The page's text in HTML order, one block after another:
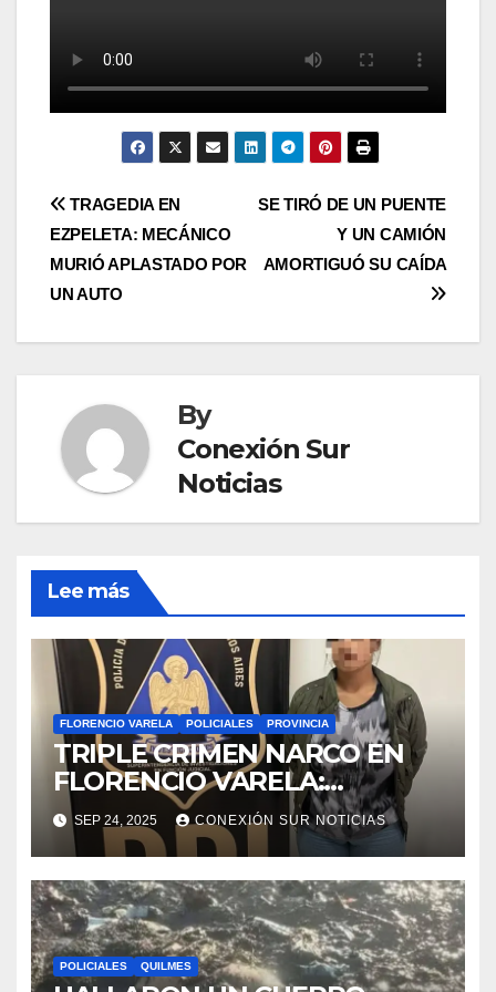
Post
navigation
SE TIRÓ DE UN PUENTE
Y UN CAMIÓN
AMORTIGUÓ SU CAÍDA
TRAGEDIA EN
EZPELETA: MECÁNICO
MURIÓ APLASTADO POR
UN AUTO
By
Conexión Sur
Noticias
Lee más
FLORENCIO VARELA POLICIALES PROVINCIA
TRIPLE CRIMEN NARCO EN
FLORENCIO VARELA:
DETALLES MACABROS DE
LAS AUTOPSIAS
SEP 24, 2025 CONEXIÓN SUR NOTICIAS
POLICIALES QUILMES